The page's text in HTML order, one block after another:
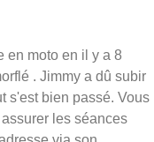
en moto en il y a 8
. Jimmy a dû subir
s'est bien passé. Vous
les séances